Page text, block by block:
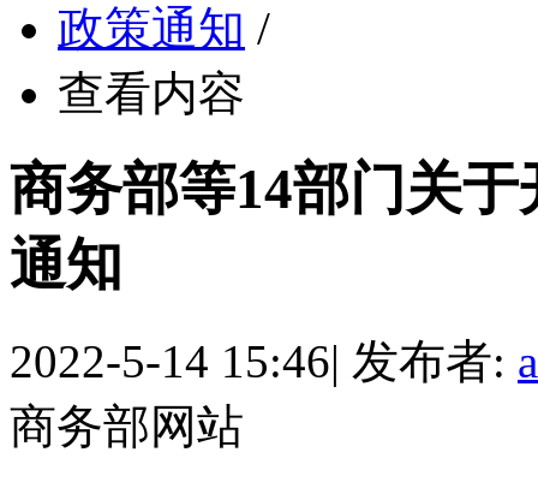
政策通知 /
查看内容
商务部等14部门关
通知
2022-5-14 15:46| 发布者:
商务部网站